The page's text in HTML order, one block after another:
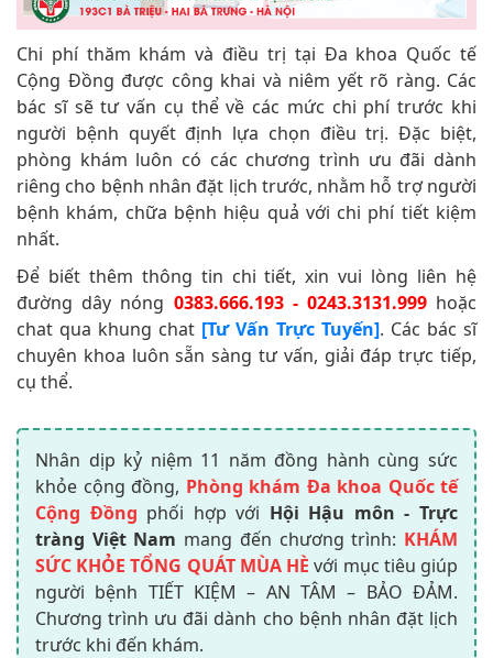
Chi phí thăm khám và điều trị tại Đa khoa Quốc tế
Cộng Đồng được công khai và niêm yết rõ ràng. Các
bác sĩ sẽ tư vấn cụ thể về các mức chi phí trước khi
người bệnh quyết định lựa chọn điều trị. Đặc biệt,
phòng khám luôn có các chương trình ưu đãi dành
riêng cho bệnh nhân đặt lịch trước, nhằm hỗ trợ người
bệnh khám, chữa bệnh hiệu quả với chi phí tiết kiệm
nhất.
Để biết thêm thông tin chi tiết, xin vui lòng liên hệ
đường dây nóng 0383.666.193 - 0243.3131.999hoặc
chat qua khung chat [Tư Vấn Trực Tuyến]. Các bác sĩ
chuyên khoa luôn sẵn sàng tư vấn, giải đáp trực tiếp,
cụ thể.
Nhân dịp kỷ niệm 11 năm đồng hành cùng sức
khỏe cộng đồng, Phòng khám Đa khoa Quốc tế
Cộng Đồng phối hợp với Hội Hậu môn - Trực
tràng Việt Nam mang đến chương trình: KHÁM
SỨC KHỎE TỔNG QUÁT MÙA HÈ với mục tiêu giúp
người bệnh TIẾT KIỆM – AN TÂM – BẢO ĐẢM.
Chương trình ưu đãi dành cho bệnh nhân đặt lịch
trước khi đến khám.